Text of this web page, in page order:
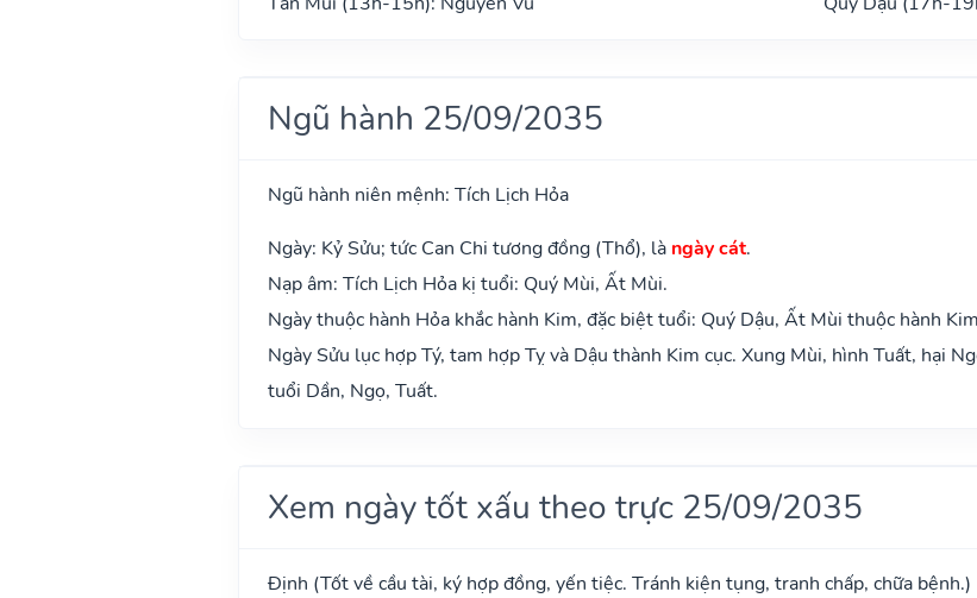
Ngũ hành 25/09/2035
Ngũ hành niên mệnh: Tích Lịch Hỏa
Ngày: Kỷ Sửu; tức Can Chi tương đồng (Thổ), là ngày cát.
Nạp âm: Tích Lịch Hỏa kị tuổi: Quý Mùi, Ất Mùi.
Ngày thuộc hành Hỏa khắc hành Kim, đặc biệt tuổi: Quý Dậu, Ất Mùi thuộc hành
Ngày Sửu lục hợp Tý, tam hợp Tỵ và Dậu thành Kim cục. Xung Mùi, hình Tuất, hại
tuổi Dần, Ngọ, Tuất.
Xem ngày tốt xấu theo trực 25/09/2035
Định (Tốt về cầu tài, ký hợp đồng, yến tiệc. Tránh kiện tụng, tranh chấp, chữa bệnh.)